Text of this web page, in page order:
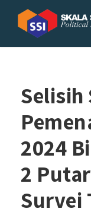
Selisih
2024
2
Survei